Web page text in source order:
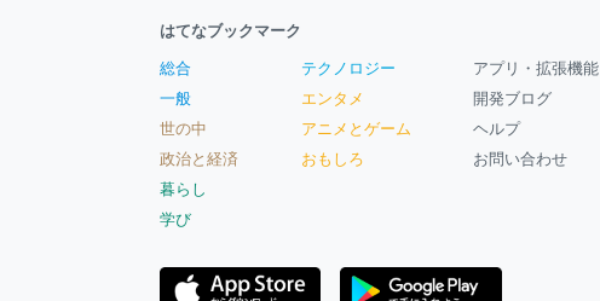
はてなブックマーク
総合
一般
世の中
政治と経済
暮らし
学び
テクノロジー
エンタメ
アニメとゲーム
おもしろ
アプリ・拡張機能
開発ブログ
ヘルプ
お問い合わせ